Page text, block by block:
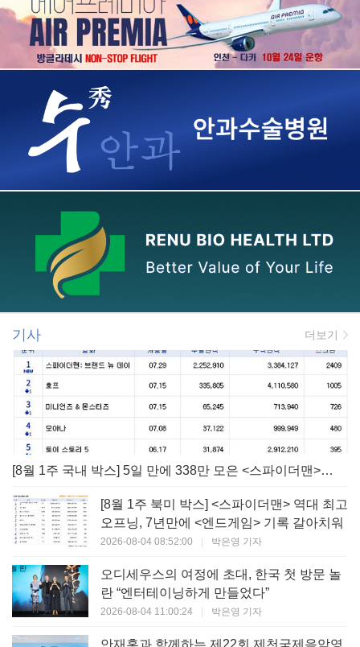
기사 더보기
[8월 1주 국내 박스] 5일 만에 338만 모은 <스파이더맨> 극장가 235% 대반등, <호프>는 400만 돌파
[8월 1주 북미 박스] <스파이더맨> 역대 최고
오프닝, 7년만에 <엔드게임> 기록 갈아치워
2026-08-04 08:52:00 | 박은영 기자
오디세우스의 여정에 초대, 한국 첫 방문 놀
란 “엔터테이닝하게 만들었다”
2026-08-04 11:00:24 | 박은영 기자
안재홍과 함께하는 제22회 제천국제음악영